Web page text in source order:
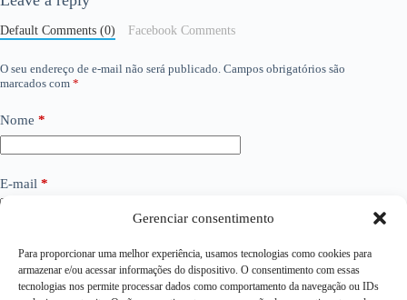
Gerenciar consentimento
Para proporcionar uma melhor experiência, usamos tecnologias como cookies para
armazenar e/ou acessar informações do dispositivo. O consentimento com essas
tecnologias nos permite processar dados como comportamento da navegação ou IDs
Default Comments (0) Facebook Comments
O seu endereço de e-mail não será publicado. Campos obrigatórios são
marcados com *
Nome *
E-mail *
Site